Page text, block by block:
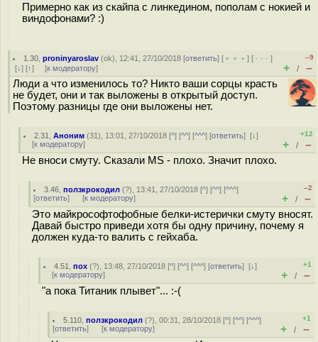
Примерно как из скайпа с линкедином, пополам с нокией и
виндофонами? :)
1.30 ,proninyaroslav (ok), 12:41, 27/10/2018 [ответить] [ ﹢﹢﹢] [ · · ·]
[↓] [↑] [к модератору]
–9
+ / –
Люди а что изменилось то? Никто ваши сорцы красть
не будет, они и так выложены в открытый доступ.
Поэтому разницы где они выложены нет.
2.31 ,Аноним (31), 13:01, 27/10/2018 [^] [^^] [^^^] [ответить][↓]
[к модератору]
+12
+ / –
Не вноси смуту. Сказали MS - плохо. Значит плохо.
3.46 ,ползкрокодил (?), 13:41, 27/10/2018 [^] [^^] [^^^]
[ответить] [к модератору]
–2
+ / –
Это майкрософтофобные белки-истерички смуту вносят.
Давай быстро приведи хотя бы одну причину, почему я
должен куда-то валить с гейхаба.
4.51 ,пох (?), 13:48, 27/10/2018 [^] [^^] [^^^] [ответить][↓]
[к модератору]
+1
+ / –
"а пока Титаник плывет"... :-(
5.110 ,ползкрокодил (?), 00:31, 28/10/2018 [^] [^^] [^^^]
[ответить] [к модератору]
+1
+ / –